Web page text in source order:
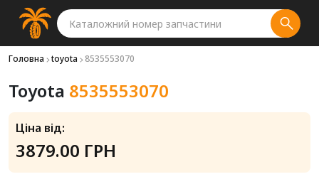
Головна toyota 8535553070
Toyota 8535553070
Ціна від:
3879.00 ГРН